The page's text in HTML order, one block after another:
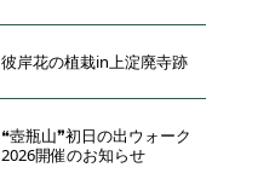
彼岸花の植栽in上淀廃寺跡
❝壺瓶山❞初日の出ウォーク
2026開催のお知らせ